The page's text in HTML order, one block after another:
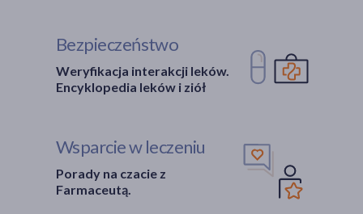
Bezpieczeństwo
Weryfikacja interakcji leków.
Encyklopedia leków i ziół
Wsparcie w leczeniu
Porady na czacie z
Farmaceutą.